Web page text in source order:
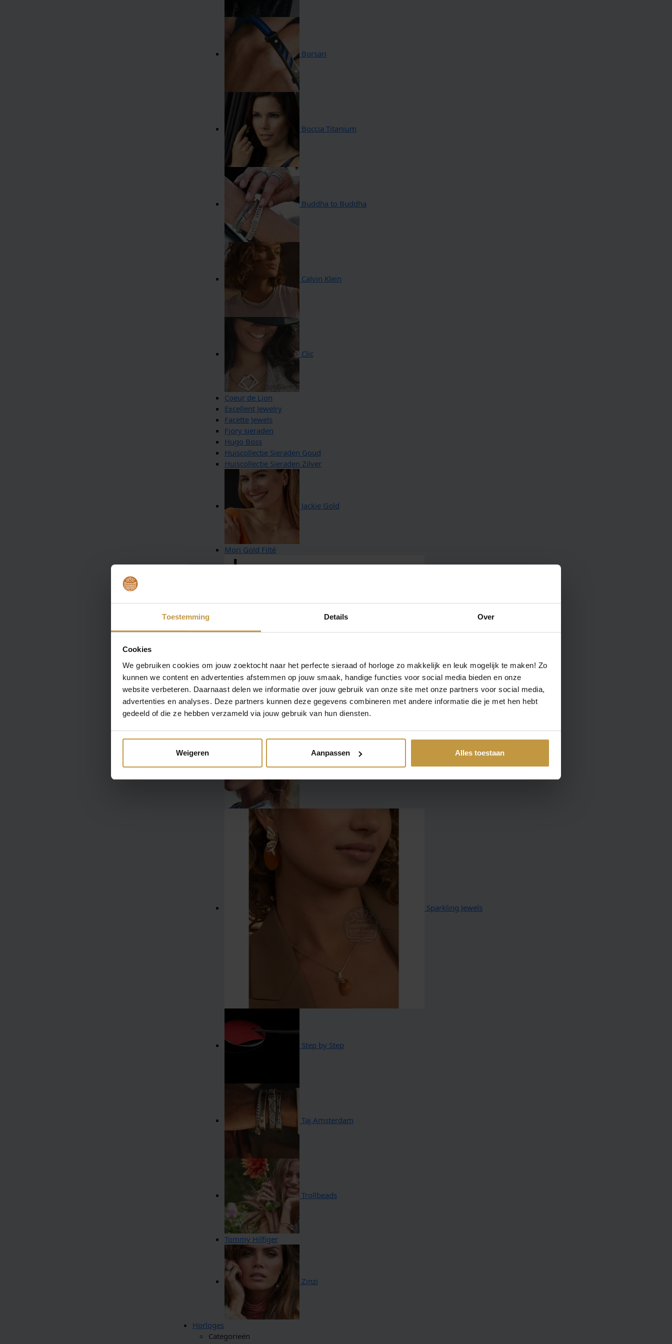
Toestemming Details Over
Cookies
We gebruiken cookies om jouw zoektocht naar het perfecte sieraad of horloge zo makkelijk en leuk mogelijk te maken! Zo
kunnen we content en advertenties afstemmen op jouw smaak, handige functies voor social media bieden en onze
website verbeteren. Daarnaast delen we informatie over jouw gebruik van onze site met onze partners voor social media,
advertenties en analyses. Deze partners kunnen deze gegevens combineren met andere informatie die je met hen hebt
gedeeld of die ze hebben verzameld via jouw gebruik van hun diensten.
Weigeren Aanpassen Alles toestaan
Borsari
Boccia Titanium
Buddha to Buddha
Calvin Klein
Clic
Coeur de Lion
Excellent Jewelry
Facette Jewels
Fjory sieraden
Hugo Boss
Huiscollectie Sieraden Goud
Huiscollectie Sieraden Zilver
Jackie Gold
Mori Gold Filté
Rebel & Rose Armbanden
Rebel and Rose kettingen en hangers
Sif Jakobs
Sparkling Jewels
Step by Step
Taj Amsterdam
Trollbeads
Tommy Hilfiger
Zinzi
Horloges
Categorieën